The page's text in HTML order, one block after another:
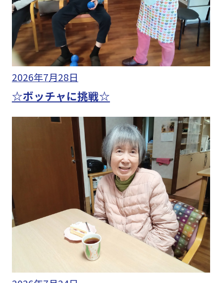
2026年7月28日
☆ボッチャに挑戦☆